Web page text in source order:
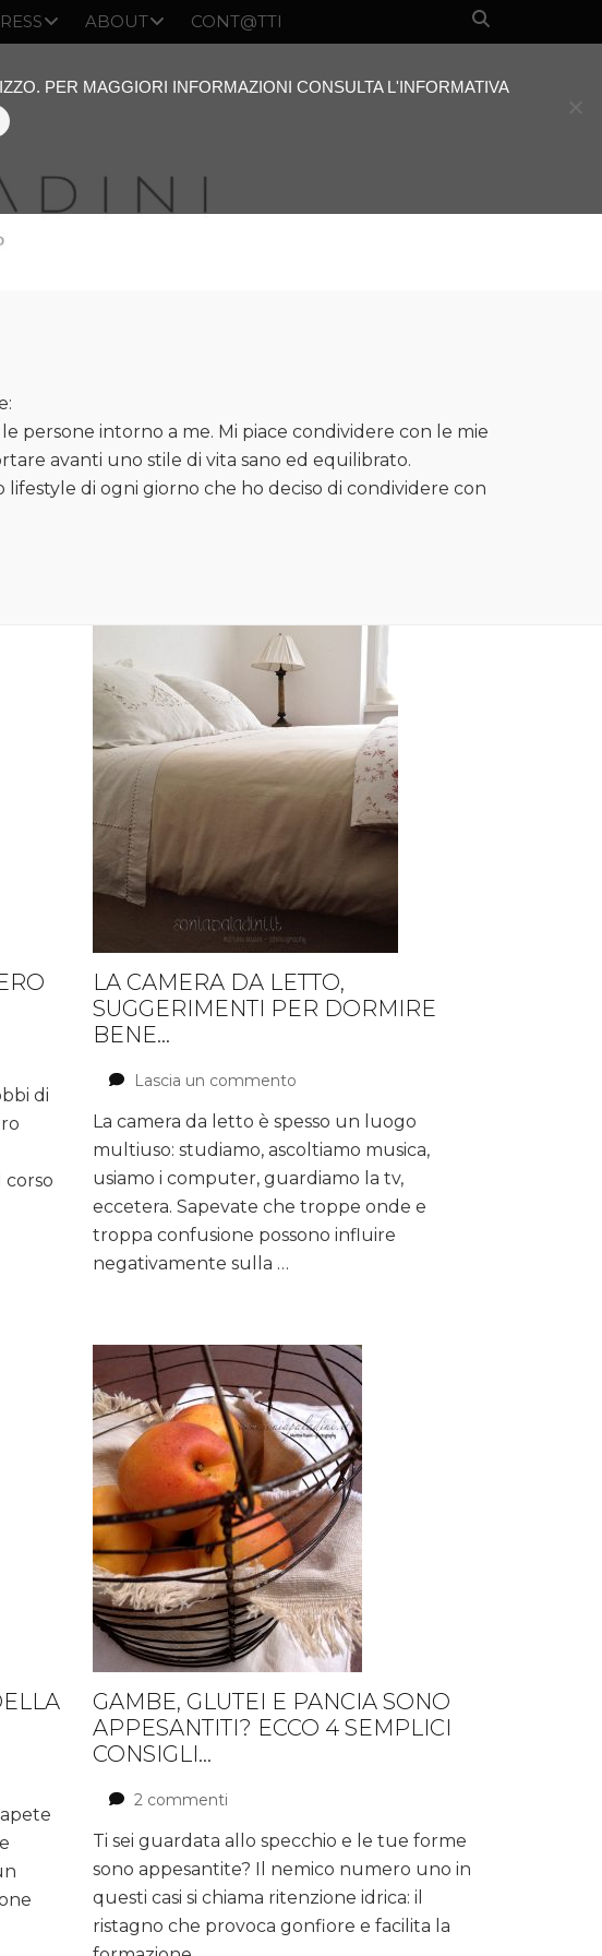
ABOUT CONT@TTI
persone intorno a me. Mi piace condividere con le mie
avanti uno stile di vita sano ed equilibrato.
di ogni giorno che ho deciso di condividere con
di
corso
LA CAMERA DA LETTO,
SUGGERIMENTI PER DORMIRE
BENE…
Lascia un commento
Camera
da
Letto,
suggerimenti
per
dormire
La camera da letto è spesso un luogo
multiuso: studiamo, ascoltiamo musica,
usiamo i computer, guardiamo la tv,
eccetera. Sapevate che troppe onde e
troppa confusione possono influire
negativamente sulla …
GAMBE, GLUTEI E PANCIA SONO
APPESANTITI? ECCO 4 SEMPLICI
CONSIGLI…
2 commenti
Glutei
e
Pancia
appesantiti?
Ti sei guardata allo specchio e le tue forme
sono appesantite? Il nemico numero uno in
questi casi si chiama ritenzione idrica: il
ristagno che provoca gonfiore e facilita la
PER MAGGIORI INFORMAZIONI CONSULTA L'INFORMATIVA